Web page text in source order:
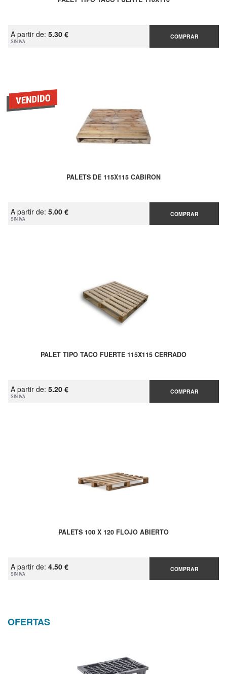
A partir de: 5.30 €
SIN IVA
COMPRAR
PALETS DE 115X115 CABIRON
A partir de: 5.00 €
SIN IVA
COMPRAR
PALET TIPO TACO FUERTE 115X115 CERRADO
A partir de: 5.20 €
SIN IVA
COMPRAR
PALETS 100 X 120 FLOJO ABIERTO
A partir de: 4.50 €
SIN IVA
COMPRAR
OFERTAS